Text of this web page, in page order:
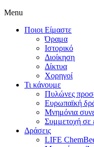
Menu
Ποιοι Είμαστε
Όραμα
Ιστορικό
Διοίκηση
Δίκτυα
Χορηγοί
Τι κάνουμε
Πυλώνες
Ευρωπαϊκή
Μνημόνια
Συμμετοχή σε
Δράσεις
LIFE